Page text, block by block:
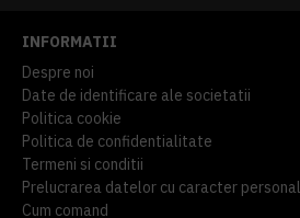
INFORMATII
Despre noi
Date de identificare ale societatii
Politica cookie
Politica de confidentialitate
Termeni si conditii
Prelucrarea datelor cu caracter personal
Cum comand